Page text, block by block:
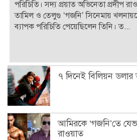
পরিচিতি। সদ্য প্রয়াত অভিনেতা প্রদীপ
তামিল ও তেলুগু ‘গজনি’ সিনেমায়
ব্যাপক পরিচিতি পেয়েছিলেন তিনি। ত...
৭ দিনেই বিলিয়ন
আমিরকে ‘গজনি’তে
রাওয়াত